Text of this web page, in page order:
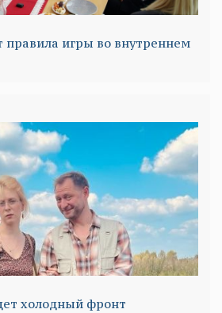
игры во внутреннем
холодный фронт